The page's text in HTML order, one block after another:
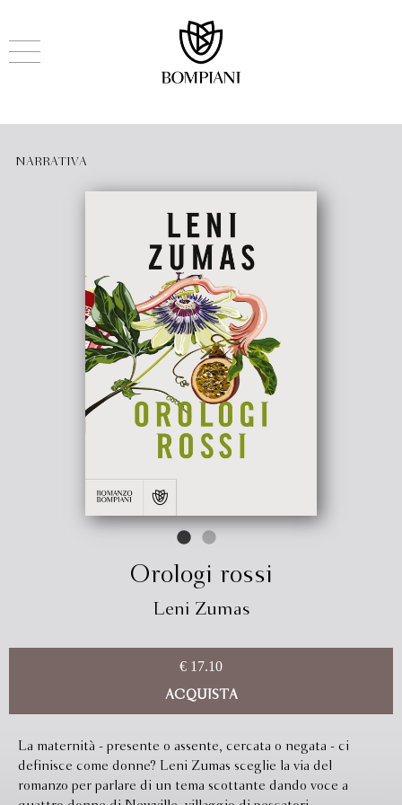
NARRATIVA
Orologi rossi
Leni Zumas
€ 17.10
ACQUISTA
La maternità - presente o assente, cercata o negata - ci
definisce come donne? Leni Zumas sceglie la via del
romanzo per parlare di un tema scottante dando voce a